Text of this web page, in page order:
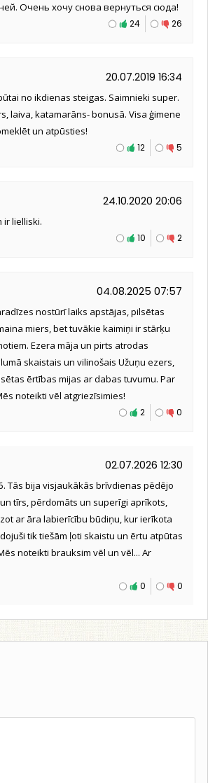
Очень хочу снова вернуться сюда!
26
24
20.07.2019 16:34
no ikdienas steigas. Saimnieki super.
laiva, katamarāns- bonusā. Visa ģimene
un atpūsties!
5
12
24.10.2020 20:06
ir lielliski.
2
10
04.08.2025 07:57
nostūrī laiks apstājas, pilsētas
miers, bet tuvākie kaimiņi ir stārķu
Ezera māja un pirts atrodas
skaistais un vilinošais Užuņu ezers,
ērtības mijas ar dabas tuvumu. Par
noteikti vēl atgriezīsimies!
0
2
02.07.2026 12:30
Tās bija visjaukākās brīvdienas pēdējo
tīrs, pērdomāts un superīgi aprīkots,
ar āra labierīcību būdiņu, kur ierīkota
tik tiešām ļoti skaistu un ērtu atpūtas
noteikti brauksim vēl un vēl... Ar
0
0